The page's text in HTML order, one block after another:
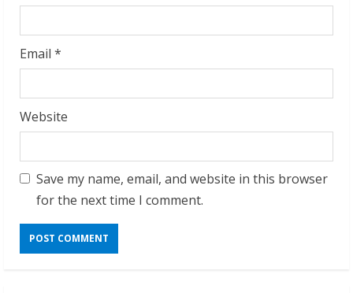
Email *
Website
Save my name, email, and website in this browser
for the next time I comment.